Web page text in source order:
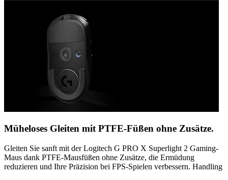
Müheloses Gleiten mit PTFE-Füßen ohne Zusätze.
Gleiten Sie sanft mit der Logitech G PRO X Superlight 2 Gaming-
Maus dank PTFE-Mausfüßen ohne Zusätze, die Ermüdung
reduzieren und Ihre Präzision bei FPS-Spielen verbessern. Handling